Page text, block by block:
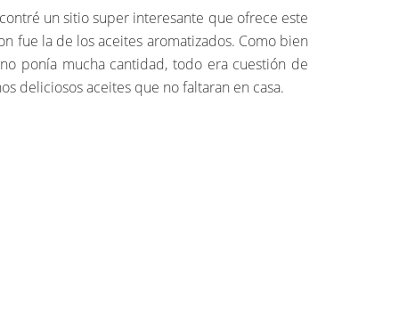
un sitio super interesante que ofrece este
fue la de los aceites aromatizados. Como bien
ponía mucha cantidad, todo era cuestión de
deliciosos aceites que no faltaran en casa.